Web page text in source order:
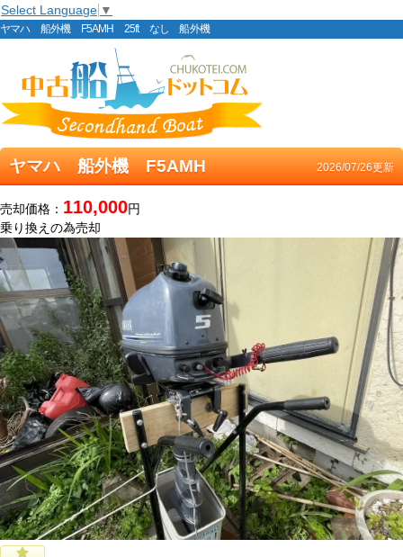
Select Language ▼
ヤマハ 船外機 F5AMH 25ft なし 船外機
ヤマハ 船外機 F5AMH 2026/07/26更新
売却価格： 110,000円
乗り換えの為売却